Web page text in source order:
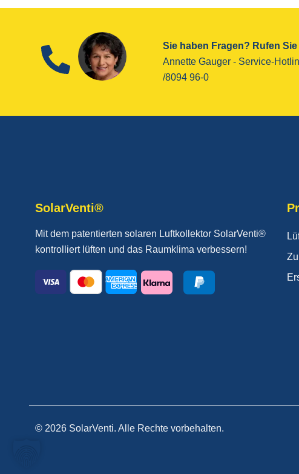
Sie haben Fragen? Rufen
Annette Gauger - ­Service-
/8094 96-0
SolarVenti®
Mit dem patentierten solaren Luftkollektor SolarVenti®
kontrolliert lüften und das Raumklima verbessern!
© 2026 SolarVenti. Alle Rechte vorbehalten.